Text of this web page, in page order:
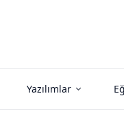
Yazılımlar